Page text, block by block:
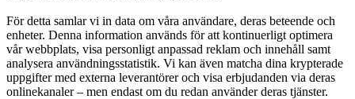
För detta samlar vi in data om våra användare, deras beteende och
enheter. Denna information används för att kontinuerligt optimera
vår webbplats, visa personligt anpassad reklam och innehåll samt
analysera användningsstatistik. Vi kan även matcha dina krypterade
uppgifter med externa leverantörer och visa erbjudanden via deras
onlinekanaler – men endast om du redan använder deras tjänster.